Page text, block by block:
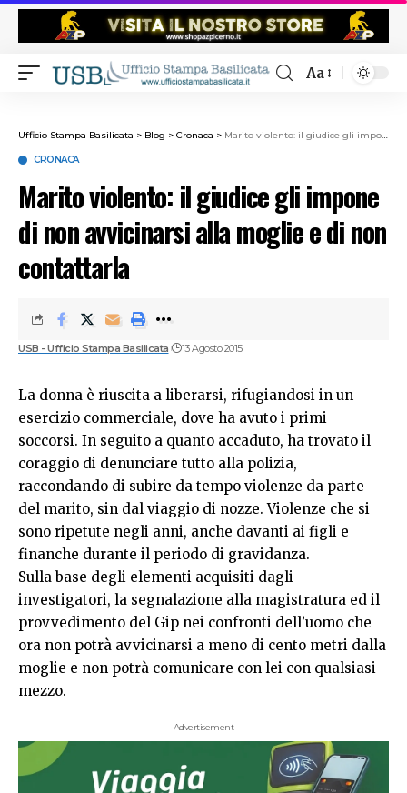
Aa
Ufficio Stampa Basilicata > Blog > Cronaca > Marito violento: il giudice gli impone di non avvicinarsi alla moglie e di non contattarla
CRONACA
Marito violento: il giudice gli impone
di non avvicinarsi alla moglie e di non
contattarla
USB - Ufficio Stampa Basilicata 13 Agosto 2015
La donna è riuscita a liberarsi, rifugiandosi in un
esercizio commerciale, dove ha avuto i primi
soccorsi. In seguito a quanto accaduto, ha trovato il
coraggio di denunciare tutto alla polizia,
raccondando di subire da tempo violenze da parte
del marito, sin dal viaggio di nozze. Violenze che si
sono ripetute negli anni, anche davanti ai figli e
finanche durante il periodo di gravidanza.
Sulla base degli elementi acquisiti dagli
investigatori, la segnalazione alla magistratura ed il
provvedimento del Gip nei confronti dell’uomo che
ora non potrà avvicinarsi a meno di cento metri dalla
moglie e non potrà comunicare con lei con qualsiasi
mezzo.
- Advertisement -